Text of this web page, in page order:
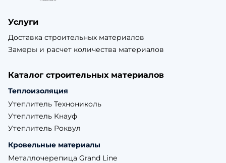
Услуги
Доставка строительных материалов
Замеры и расчет количества материалов
Каталог строительных материалов
Теплоизоляция
Утеплитель Технониколь
Утеплитель Кнауф
Утеплитель Роквул
Кровельные материалы
Металлочерепица Grand Line